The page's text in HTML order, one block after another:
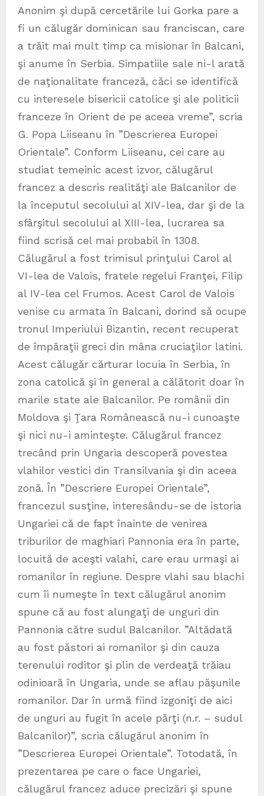
Anonim şi după cercetările lui Gorka pare a
fi un călugăr dominican sau franciscan, care
a trăit mai mult timp ca misionar în Balcani,
şi anume în Serbia. Simpatiile sale ni-l arată
de naţionalitate franceză, căci se identifică
cu interesele bisericii catolice şi ale politicii
franceze în Orient de pe aceea vreme”, scria
G. Popa Liiseanu în ”Descrierea Europei
Orientale”. Conform Liiseanu, cei care au
studiat temeinic acest izvor, călugărul
francez a descris realităţi ale Balcanilor de
la începutul secolului al XIV-lea, dar şi de la
sfârşitul secolului al XIII-lea, lucrarea sa
fiind scrisă cel mai probabil în 1308.
Călugărul a fost trimisul prinţului Carol al
VI-lea de Valois, fratele regelui Franţei, Filip
al IV-lea cel Frumos. Acest Carol de Valois
venise cu armata în Balcani, dorind să ocupe
tronul Imperiului Bizantin, recent recuperat
de împăraţii greci din mâna cruciaţilor latini.
Acest călugăr cărturar locuia în Serbia, în
zona catolică şi în general a călătorit doar în
marile state ale Balcanilor. Pe românii din
Moldova şi Ţara Românească nu-i cunoaşte
şi nici nu-i aminteşte. Călugărul francez
trecând prin Ungaria descoperă povestea
vlahilor vestici din Transilvania şi din aceea
zonă. În ”Descriere Europei Orientale”,
francezul susţine, interesându-se de istoria
Ungariei că de fapt înainte de venirea
triburilor de maghiari Pannonia era în parte,
locuită de aceşti valahi, care erau urmaşi ai
romanilor în regiune. Despre vlahi sau blachi
cum îi numeşte în text călugărul anonim
spune că au fost alungaţi de unguri din
Pannonia către sudul Balcanilor. ”Altădată
au fost păstori ai romanilor şi din cauza
terenului roditor şi plin de verdeaţă trăiau
odinioară în Ungaria, unde se aflau păşunile
romanilor. Dar în urmă fiind izgoniţi de aici
de unguri au fugit în acele părţi (n.r. – sudul
Balcanilor)”, scria călugărul anonim în
”Descrierea Europei Orientale”. Totodată, în
prezentarea pe care o face Ungariei,
călugărul francez aduce precizări şi spune